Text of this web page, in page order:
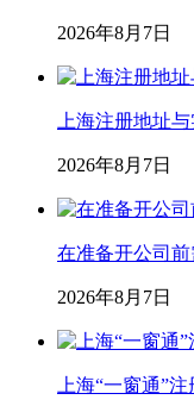
2026年8月7日
上海注册地址
2026年8月7日
在准备开公司
2026年8月7日
上海“一窗通”